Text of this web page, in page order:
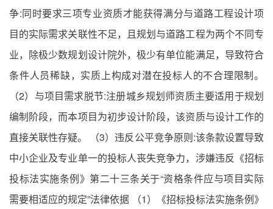
争:同时要求三项专业资质才能获得满分与道路工程设计项
目的实际需求关联性不足，且规划与道路工程为两个不同专
业，除极少数规划设计院外，极少有单位能满足，导致符合
条件人员稀缺，实质上构成对潜在投标人的不合理限制。
（2）与项目需求脱节:注册城乡规划师资质主要适用于规划
编制阶段，而本项目为初步设计阶段，该资质与设计工作的
直接关联性存疑。 （3）违反公平竞争原则:该条款设置导致
中小企业及专业单一的投标人丧失竞争力，涉嫌违反《招标
投标法实施条例》第二十三条关于“资格条件应与项目实际
需要相适应的规定”法律依据 （1）《招标投标法实施条例》